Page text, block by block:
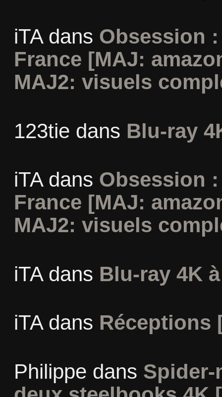
iTAdans Obsession
France [MAJ:
MAJ2: visuels
123tie dans Blu-ray
iTAdans Obsession
France [MAJ:
MAJ2: visuels
iTAdans Blu-ray 4K
iTAdans Réceptions
Philippe dans Spider-